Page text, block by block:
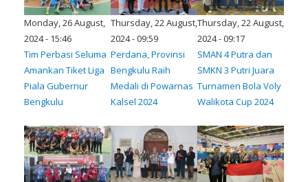
Monday, 26 August,
2024 - 15:46
Tim Perbasi Seluma
Amankan Tiket Liga
Piala Gubernur
Bengkulu
Thursday, 22 August,
2024 - 09:59
Perdana, Provinsi
Bengkulu Raih
Medali di Powarnas
Kalsel 2024
Thursday, 22 August,
2024 - 09:17
SMAN 4 Putra dan
SMKN 3 Putri Juara
Turnamen Bola Voly
Walikota Cup 2024